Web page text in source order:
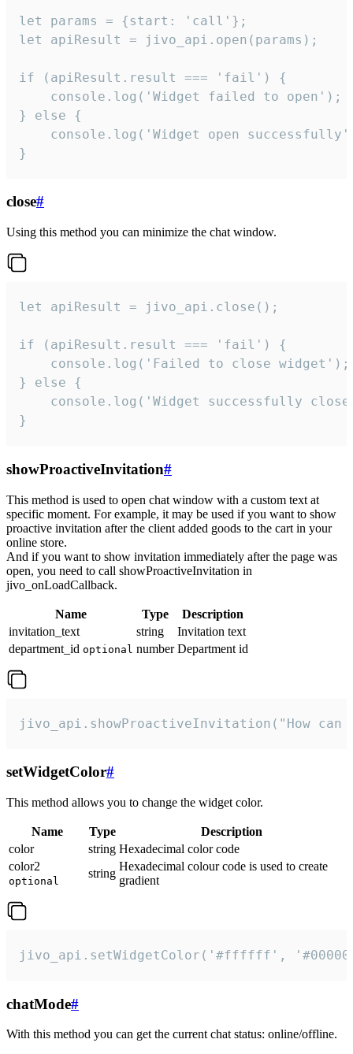
let params = {start: 'call'};
let apiResult = jivo_api.open(params);
if (apiResult.result === 'fail') {
    console.log('Widget failed to open');
} else {
console.log('Widget open
}
close#
Using this method you can minimize the chat window.
let apiResult = jivo_api.close();
if (apiResult.result === 'fail') {
    console.log('Failed to close widget');
} else {
console.log('Widget successfully
}
showProactiveInvitation#
This method is used to open chat window with a custom text at
specific moment. For example, it may be used if you want to show
proactive invitation after the client added goods to the cart in your
online store.
And if you want to show invitation immediately after the page was
open, you need to call showProactiveInvitation in
jivo_onLoadCallback.
Name Type
Description
invitation_text
string
Invitation text
department_id optional number Department id
jivo_api.showProactiveInvitation("How
setWidgetColor#
This method allows you to change the widget color.
Name Type
Description
color
string Hexadecimal color code
color2
optional
string
Hexadecimal colour code is used to create
gradient
jivo_api.setWidgetColor('#ffffff',
chatMode#
With this method you can get the current chat status: online/offline.